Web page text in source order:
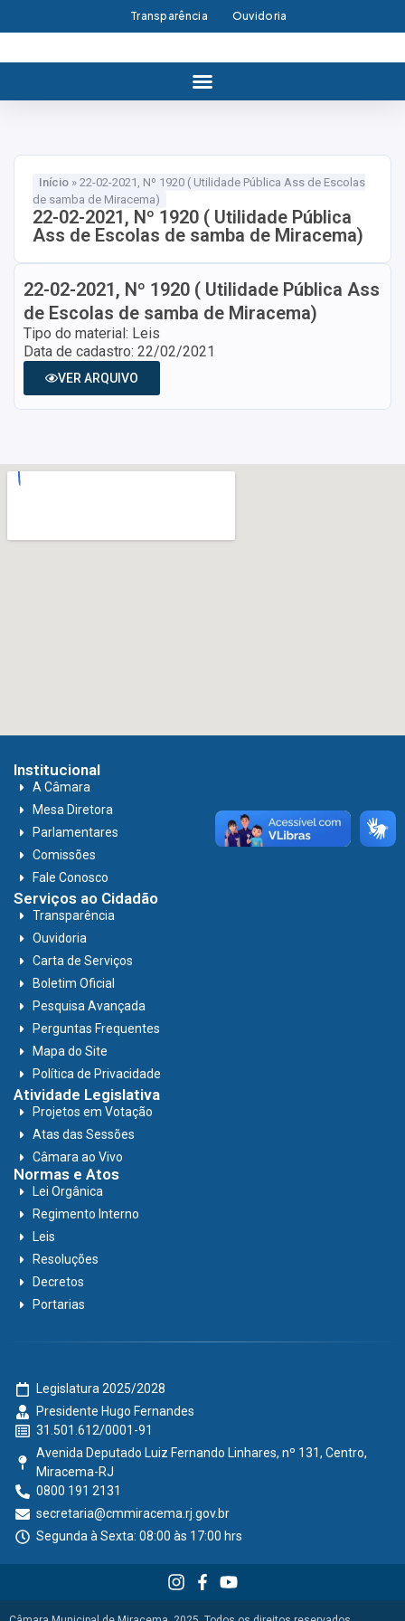
Transparência Ouvidoria
Início » 22-02-2021, Nº 1920 ( Utilidade Pública Ass de Escolas
de samba de Miracema)
22-02-2021, Nº 1920 ( Utilidade Pública
Ass de Escolas de samba de Miracema)
22-02-2021, Nº 1920 ( Utilidade Pública Ass
de Escolas de samba de Miracema)
Tipo do material: Leis
Data de cadastro: 22/02/2021
VER ARQUIVO
Institucional
A Câmara
Mesa Diretora
Parlamentares
Comissões
Fale Conosco
Serviços ao Cidadão
Transparência
Ouvidoria
Carta de Serviços
Boletim Oficial
Pesquisa Avançada
Perguntas Frequentes
Mapa do Site
Política de Privacidade
Atividade Legislativa
Projetos em Votação
Atas das Sessões
Câmara ao Vivo
Normas e Atos
Lei Orgânica
Regimento Interno
Leis
Resoluções
Decretos
Portarias
Legislatura 2025/2028
Presidente Hugo Fernandes
31.501.612/0001-91
Avenida Deputado Luiz Fernando Linhares, nº 131, Centro,
Miracema-RJ
0800 191 2131
secretaria@cmmiracema.rj.gov.br
Segunda à Sexta: 08:00 às 17:00 hrs